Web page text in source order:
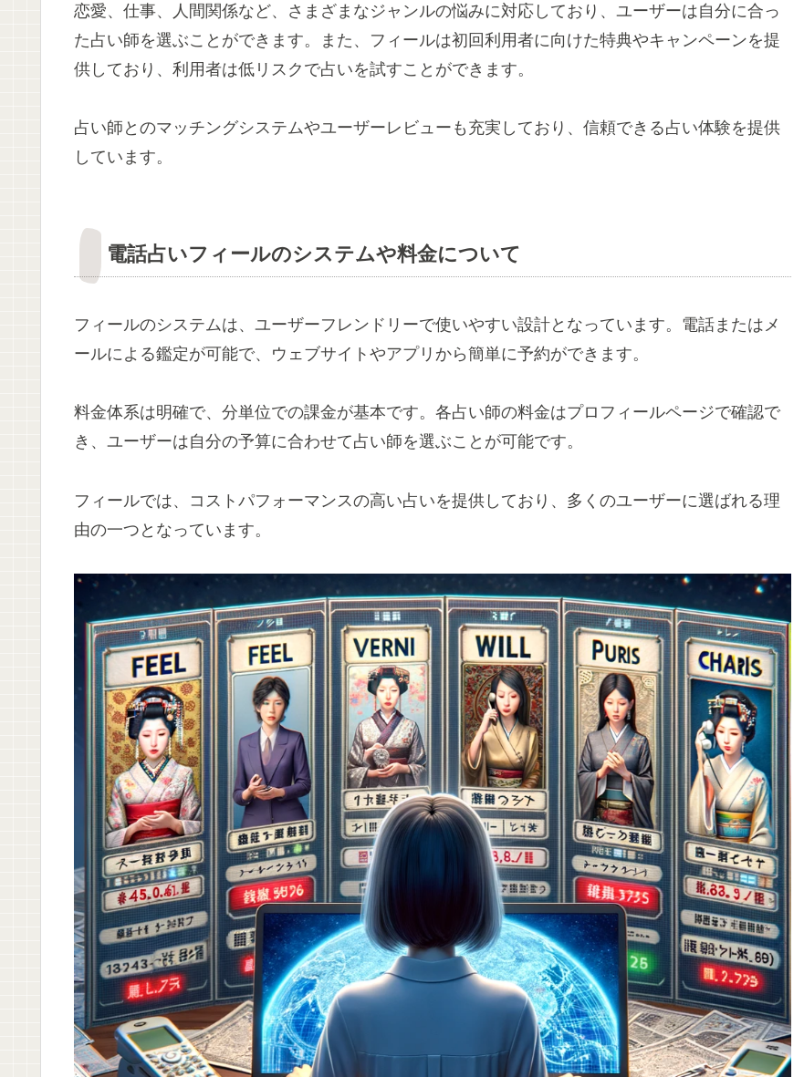
恋愛、仕事、人間関係など、さまざまなジャンルの悩みに対応しており、ユーザーは自分に合っ
た占い師を選ぶことができます。また、フィールは初回利用者に向けた特典やキャンペーンを提
供しており、利用者は低リスクで占いを試すことができます。
占い師とのマッチングシステムやユーザーレビューも充実しており、信頼できる占い体験を提供
しています。
電話占いフィールのシステムや料金について
フィールのシステムは、ユーザーフレンドリーで使いやすい設計となっています。電話またはメ
ールによる鑑定が可能で、ウェブサイトやアプリから簡単に予約ができます。
料金体系は明確で、分単位での課金が基本です。各占い師の料金はプロフィールページで確認で
き、ユーザーは自分の予算に合わせて占い師を選ぶことが可能です。
フィールでは、コストパフォーマンスの高い占いを提供しており、多くのユーザーに選ばれる理
由の一つとなっています。